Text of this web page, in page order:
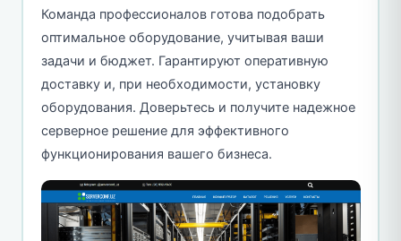
Команда профессионалов готова подобрать
оптимальное оборудование, учитывая ваши
задачи и бюджет. Гарантируют оперативную
доставку и, при необходимости, установку
оборудования. Доверьтесь и получите надежное
серверное решение для эффективного
функционирования вашего бизнеса.